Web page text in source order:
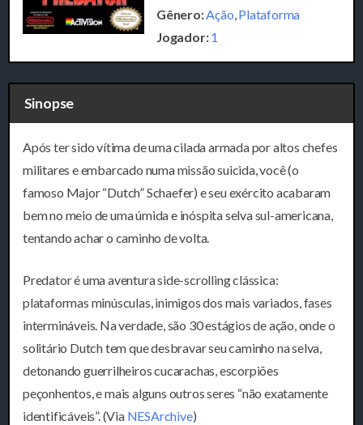
Gênero:Ação Plataforma
Jogador:1
Sinopse
Após ter sido vítima de uma cilada armada por altos chefes
militares e embarcado numa missão suicida, você (o
famoso Major “Dutch” Schaefer) e seu exército acabaram
bem no meio de uma úmida e inóspita selva sul-americana,
tentando achar o caminho de volta.
Predator é uma aventura side-scrolling clássica:
plataformas minúsculas, inimigos dos mais variados, fases
intermináveis. Na verdade, são 30 estágios de ação, onde o
solitário Dutch tem que desbravar seu caminho na selva,
detonando guerrilheiros cucarachas, escorpiões
peçonhentos, e mais alguns outros seres “não exatamente
identificáveis”. (Via NESArchive)